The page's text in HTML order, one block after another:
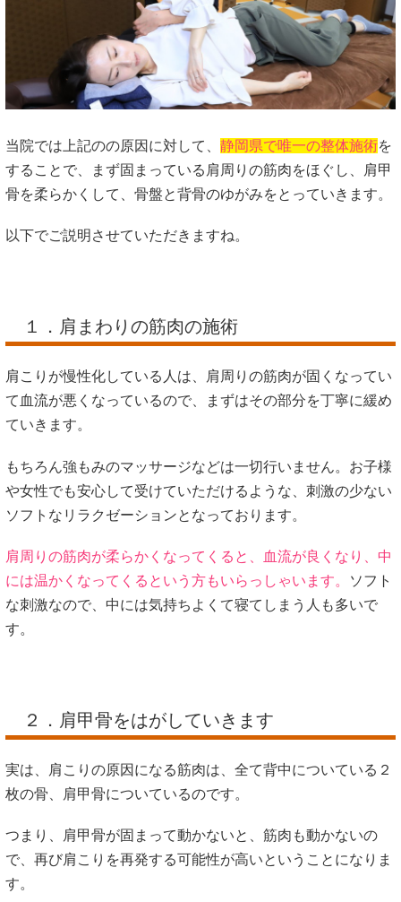
当院では上記のの原因に対して、 静岡県で唯一の整体施術を
することで、まず固まっている肩周りの筋肉をほぐし、肩甲
骨を柔らかくして、骨盤と背骨のゆがみをとっていきます。
以下でご説明させていただきますね。
１．肩まわりの筋肉の施術
肩こりが慢性化している人は、肩周りの筋肉が固くなってい
て血流が悪くなっているので、まずはその部分を丁寧に緩め
ていきます。
もちろん強もみのマッサージなどは一切行いません。お子様
や女性でも安心して受けていただけるような、刺激の少ない
ソフトなリラクゼーションとなっております。
肩周りの筋肉が柔らかくなってくると、血流が良くなり、中
には温かくなってくるという方もいらっしゃいます。
ソフト
な刺激なので、中には気持ちよくて寝てしまう人も多いで
す。
２．肩甲骨をはがしていきます
実は、肩こりの原因になる筋肉は、全て背中についている２
枚の骨、肩甲骨についているのです。
つまり、肩甲骨が固まって動かないと、筋肉も動かないの
で、再び肩こりを再発する可能性が高いということになりま
す。